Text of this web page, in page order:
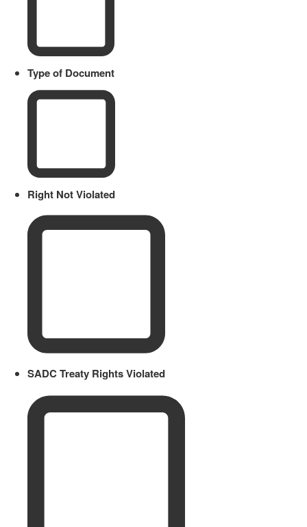
Type of Document
Right Not Violated
SADC Treaty Rights Violated